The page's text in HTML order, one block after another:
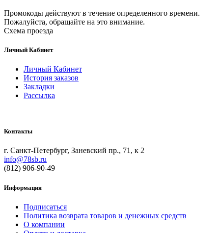
Промокоды действуют в течение определенного времени.
Пожалуйста, обращайте на это внимание.
Схема проезда
Личный Кабинет
Личный Кабинет
История заказов
Закладки
Рассылка
Контакты
г. Санкт-Петербург, Заневский пр., 71, к 2
info@78sb.ru
(812) 906-90-49
Информация
Подписаться
Политика возврата товаров и денежных средств
О компании